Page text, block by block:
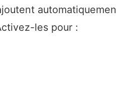
les pour :